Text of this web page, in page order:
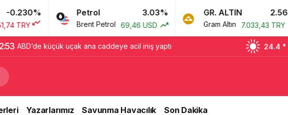
TRY
Petrol 3.03%
Brent Petrol 69,46 USD
GR. ALTIN 2.56%
Gram Altın 7.033,43 TRY
2:53 ABD’de küçük uçak ana caddeye acil iniş yaptı 24.4 °
Yazarlarımız Savunma Havacılık Son Dakika